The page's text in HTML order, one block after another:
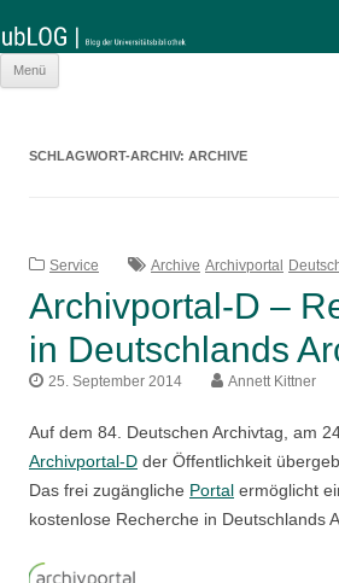
Menü
SCHLAGWORT-ARCHIV: ARCHIVE
Service Archive Archivportal
Archivportal-D –
in Deutschlands
25. September 2014 Annett Kittner
Auf dem 84. Deutschen Archivtag, am
Archivportal-D der Öffentlichkeit
Das frei zugängliche Portal ermöglicht
kostenlose Recherche in Deutschlands